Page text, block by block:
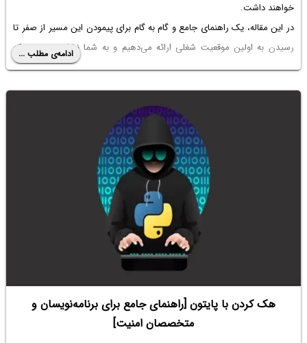
خواهند داشت.
در این مقاله، یک راهنمای جامع و گام به گام برای پیمودن این مسیر از صفر تا
رسیدن به اولین موقعیت شغلی ارائه می‌دهیم و به شما نشان می‌دهیم که
چگونه با تمرکز و پشتکار، می‌توانید جایگاه خود را در این صنعت پررونق و پویا
پیدا کنید.
ادامه‌ی مطلب ...
هک کردن با پایتون [راهنمای جامع برای برنامه‌نویسان و
متخصصان امنیت]